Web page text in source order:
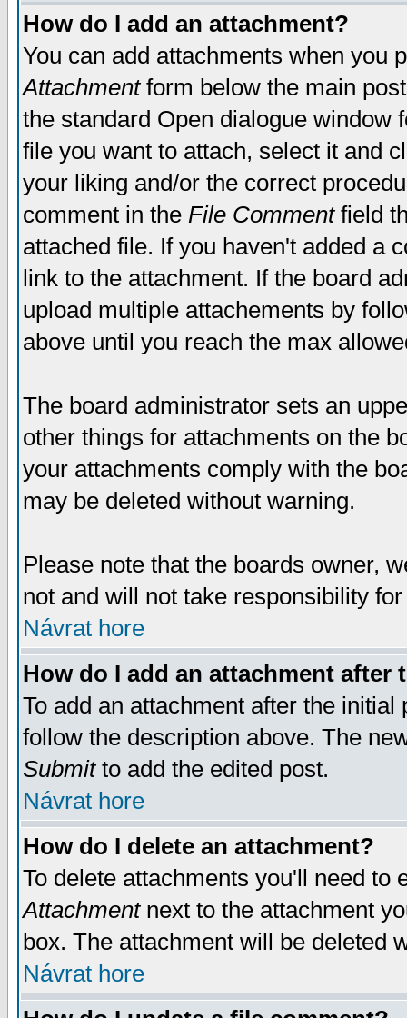
How do I add an attachment?
You can add attachments when you
Attachmentform below the main
the standard Open dialogue window
file you want to attach, select it and
your liking and/or the correct
comment in the File Commentfield
attached file. If you haven't added a
link to the attachment. If the board
upload multiple attachements by
above until you reach the max
The board administrator sets an
other things for attachments on the
your attachments comply with the
may be deleted without warning.
Please note that the boards owner,
not and will not take responsibility
Návrat hore
How do I add an attachment after
To add an attachment after the
follow the description above. The
Submitto add the edited post.
Návrat hore
How do I delete an attachment?
To delete attachments you'll need
Attachmentnext to the attachment
box. The attachment will be deleted
Návrat hore